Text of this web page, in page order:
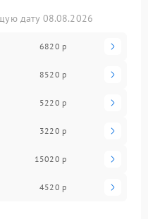
дату 08.08.2026
6820 р
8520 р
5220 р
3220 р
15020 р
4520 р